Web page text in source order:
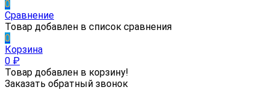
0
Сравнение
Товар добавлен в список сравнения
0
Корзина
0 ₽
Товар добавлен в корзину!
Заказать обратный звонок